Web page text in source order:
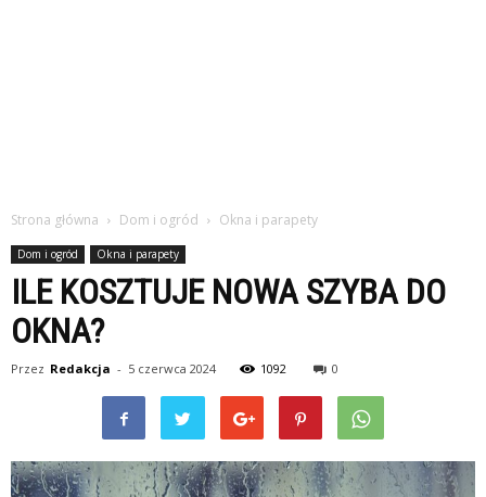
Strona główna Dom i ogród Okna i parapety
Dom i ogród Okna i parapety
ILE KOSZTUJE NOWA SZYBA DO
OKNA?
Przez Redakcja - 5 czerwca 2024 1092 0